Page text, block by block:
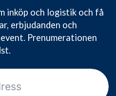
inköp och logistik och få
erbjudanden och
Prenumerationen